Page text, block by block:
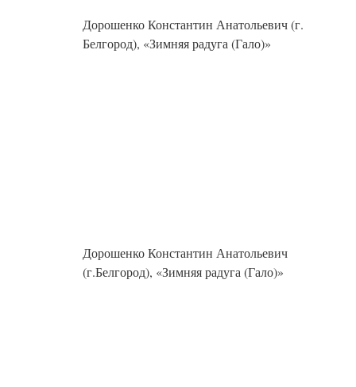
Дорошенко Константин Анатольевич (г.
Белгород), «Зимняя радуга (Гало)»
Дорошенко Константин Анатольевич
(г.Белгород), «Зимняя радуга (Гало)»